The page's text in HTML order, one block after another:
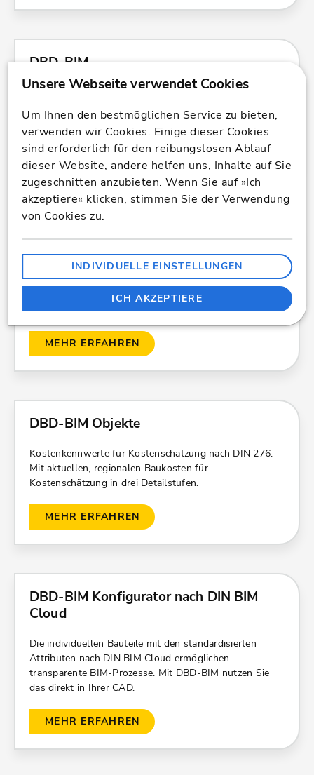
DBD-BIM
BIM-Daten für Bauteile. Nutzen Sie aktuelle Baukosten,
direkt in Ihrer CAD, AVA oder BIM-Software.
MEHR ERFAHREN
DBD-BIM Elements
Kostenelemente für Kostenschätzung und
Kostenberechnung. Konfigurieren Sie individuelle
Elemente mit aktuellen Baukosten und STLB-Bau
konformen Teilleistungen.
MEHR ERFAHREN
DBD-BIM Objekte
Kostenkennwerte für Kostenschätzung nach DIN 276.
Mit aktuellen, regionalen Baukosten für
Kostenschätzung in drei Detailstufen.
MEHR ERFAHREN
DBD-BIM Konfigurator nach DIN BIM
Cloud
Die individuellen Bauteile mit den standardisierten
Attributen nach DIN BIM Cloud ermöglichen
transparente BIM-Prozesse. Mit DBD-BIM nutzen Sie
das direkt in Ihrer CAD.
MEHR ERFAHREN
Um Ihnen den bestmöglichen Service zu bieten,
verwenden wir Cookies. Einige dieser Cookies
sind erforderlich für den reibungslosen Ablauf
dieser Website, andere helfen uns, Inhalte auf Sie
zugeschnitten anzubieten. Wenn Sie auf »Ich
akzeptiere« klicken, stimmen Sie der Verwendung
von Cookies zu.
INDIVIDUELLE EINSTELLUNGEN
ICH AKZEPTIERE